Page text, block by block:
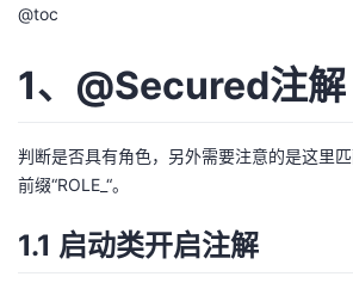
主
页
的
开
者
我
@toc
1、@Secured注解
判断是否具有角色，另外需要注意的是这里
前缀“ROLE_“。
1.1 启动类开启注解